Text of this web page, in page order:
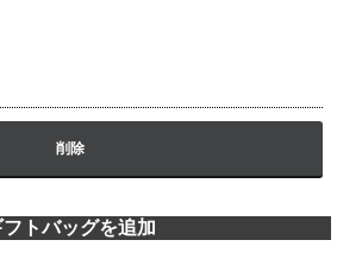
削除
フトバッグを追加